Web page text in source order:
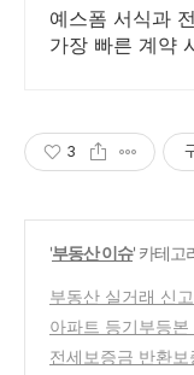
준비부터 계약
예스폼 서식과
가장 빠른 계약 시스템! 지금 바로
3
'부동산 이슈' 카테고
부동산 실거래 신
025년 최신 절차
아파트 등기부등
vs 오프라인 차이
전세보증금 반환